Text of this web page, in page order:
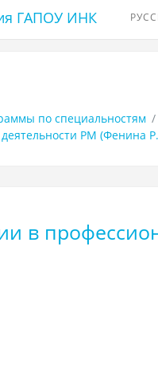
ГАПОУ ИНК
по специальностям
РМ (Фенина
в